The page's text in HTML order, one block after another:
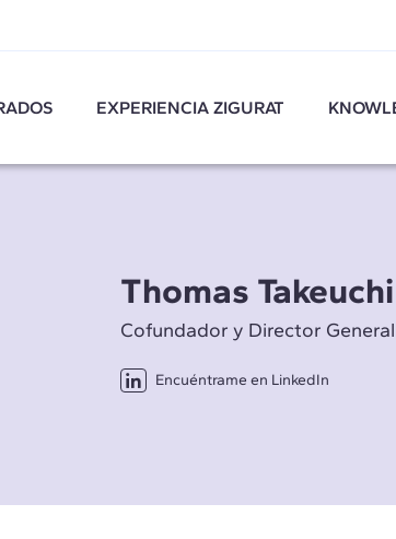
EXPERIENCIA ZIGURAT
Thomas Takeuchi
Cofundador y Director
Encuéntrame en LinkedIn